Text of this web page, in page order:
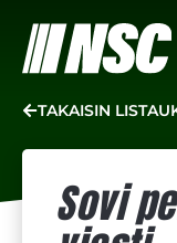
TAKAISIN
Sovi